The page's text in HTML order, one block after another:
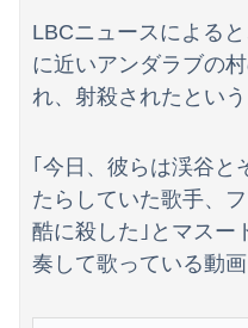
LBCニュースによる
に近いアンダラブの
れ、射殺されたという
｢今日、彼らは渓谷と
たらしていた歌手、
酷に殺した｣とマスー
奏して歌っている動